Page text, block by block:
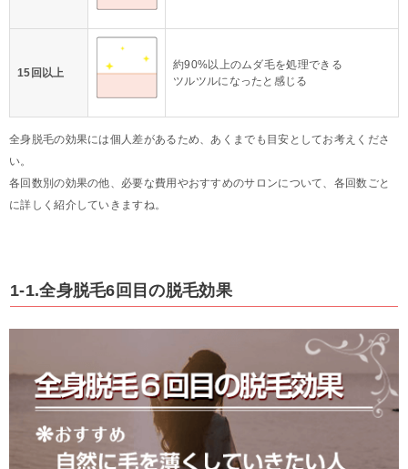
15回以上
約90%以上のムダ毛を処理できる
ツルツルになったと感じる
全身脱毛の効果には個人差があるため、あくまでも目安としてお考えくださ
い。
各回数別の効果の他、必要な費用やおすすめのサロンについて、各回数ごと
に詳しく紹介していきますね。
1-1.全身脱毛6回目の脱毛効果